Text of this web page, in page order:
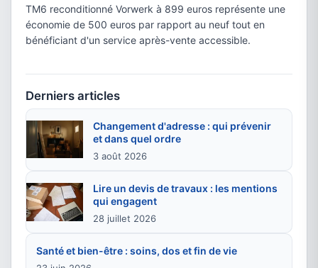
TM6 reconditionné Vorwerk à 899 euros représente une
économie de 500 euros par rapport au neuf tout en
bénéficiant d'un service après-vente accessible.
Derniers articles
Changement d'adresse : qui prévenir
et dans quel ordre
3 août 2026
Lire un devis de travaux : les mentions
qui engagent
28 juillet 2026
Santé et bien-être : soins, dos et fin de vie